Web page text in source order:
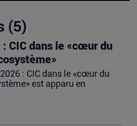
(5)
CIC dans le «cœur du
: CIC dans le «cœur du
est apparu en